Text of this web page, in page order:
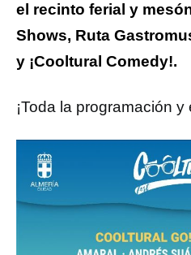
el recinto ferial y
Shows, Ruta
y ¡Cooltural Comedy!.
¡Toda la programación